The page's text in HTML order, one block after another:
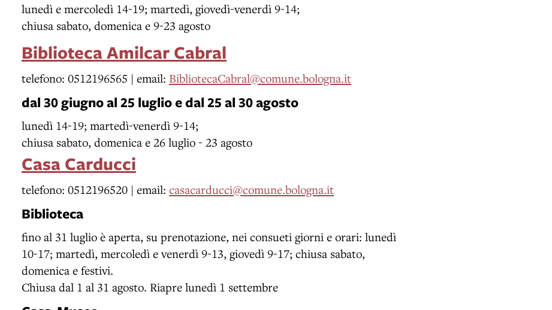
lunedì e mercoledì 14-19; martedì, giovedì-venerdì 9-14;
chiusa sabato, domenica e 9-23 agosto
Biblioteca Amilcar Cabral
telefono: 0512196565 | email: BibliotecaCabral@comune.bologna.it
dal 30 giugno al 25 luglio e dal 25 al 30 agosto
lunedì 14-19; martedì-venerdì 9-14;
chiusa sabato, domenica e 26 luglio - 23 agosto
Casa Carducci
telefono: 0512196520 | email: casacarducci@comune.bologna.it
Biblioteca
fino al 31 luglio è aperta, su prenotazione, nei consueti giorni e orari: lunedì
10-17; martedì, mercoledì e venerdì 9-13, giovedì 9-17; chiusa sabato,
domenica e festivi.
Chiusa dal 1 al 31 agosto. Riapre lunedì 1 settembre